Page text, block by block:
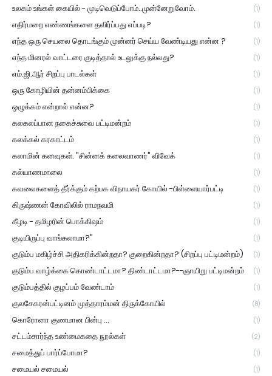
உலகம் உங்கள் கையில் - முடிவெடுப்போம்..முன்னேறுவோம். (1)
எதிர்மறை எண்ணங்களை தவிர்ப்பது எப்படி? (1)
எந்த ஒரு செயலை தொடங்கும் முன்னர் செய்ய வேண்டியது என்ன ? (1)
எந்த மினரல் வாட்டரை குடித்தால் உடலுக்கு நல்லது? (1)
எம்.ஜி.ஆர் சிறப்பு பாடல்கள் (1)
ஒரு கோழியின் தன்னம்பிக்கை (1)
ஒழுக்கம் என்றால் என்ன? (1)
கலகலப்பான நகைச்சுவை பட்டிமன்றம் (1)
கலக்கல் கரகாட்டம் (1)
கலாமின் கனவுகள். "சின்னக் கலைவாணர்" விவேக் (1)
கல்யாணமாலை (1)
கவலைகளைத் தீர்க்கும் கற்பக விநாயகர் கோயில் -பிள்ளையார்பட்டி (1)
கிருஷ்ணன் கோவிலில் ராமநவமி (1)
கீழடி - தமிழரின் பொக்கிஷம் (1)
குடியிருப்பு வாங்கலாமா?" (1)
குடும்ப மகிழ்ச்சி அதிகரிக்கின்றதா? குறைகின்றதா? (சிறப்பு பட்டிமன்றம்) (1)
குடும்ப வாழ்க்கை கொண்டாட்டமா? திண்டாட்டமா?--ஞாயிறு பட்டிமன்றம் (1)
குடும்பத்தில் குழப்பம் வேண்டாம் (1)
குலசேகரன்பட்டினம் முத்தாரம்மன் திருக்கோயில் (8)
கொரோனா குணமான பின்பு ... (1)
சட்டம்சார்ந்த உண்மைகதை நூல்கள் (2)
சமைத்துப் பார்ப்போமா? (1)
சமையல் சமையல் (1)